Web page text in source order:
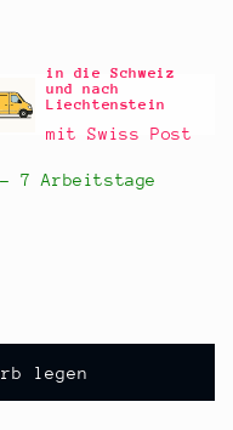
in die Schweiz
und nach
Liechtenstein
mit Swiss Post
7 Arbeitstage
legen